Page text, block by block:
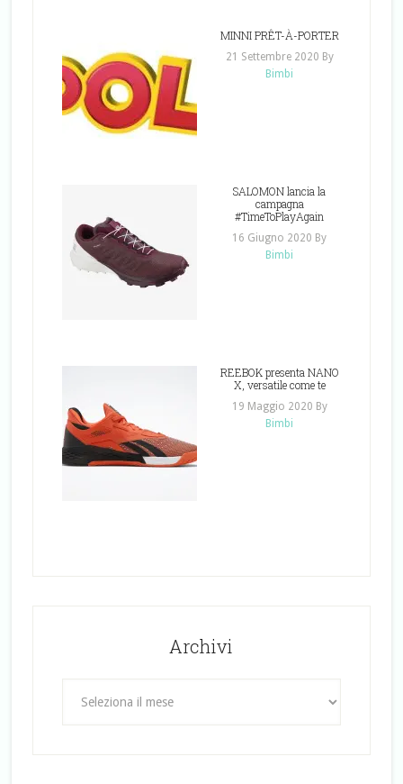
MINNI PRÊT-À-PORTER
21 Settembre 2020 By
Bimbi
SALOMON lancia la
campagna
#TimeToPlayAgain
16 Giugno 2020 By
Bimbi
REEBOK presenta NANO
X, versatile come te
19 Maggio 2020 By
Bimbi
Archivi